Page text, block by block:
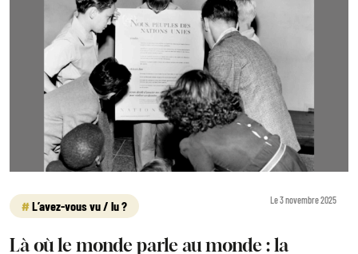
L’avez-vous vu / lu ? Le 3 novembre 2025
Là où le monde parle au monde : la